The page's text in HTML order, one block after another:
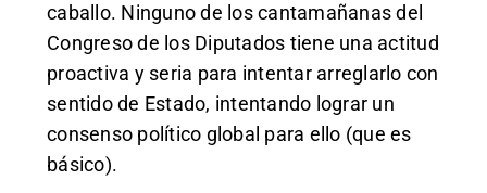
caballo. Ninguno de los cantamañanas del
Congreso de los Diputados tiene una actitud
proactiva y seria para intentar arreglarlo con
sentido de Estado, intentando lograr un
consenso político global para ello (que es
básico).